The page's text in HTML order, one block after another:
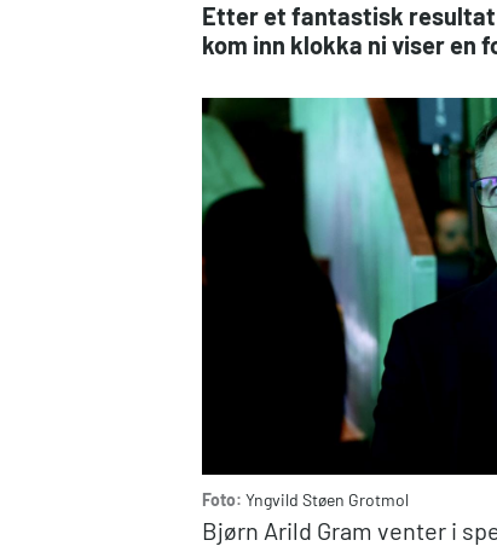
Etter et fantastisk resultat
kom inn klokka ni viser en
Foto: Yngvild Støen Grotmol
Bjørn Arild Gram venter i